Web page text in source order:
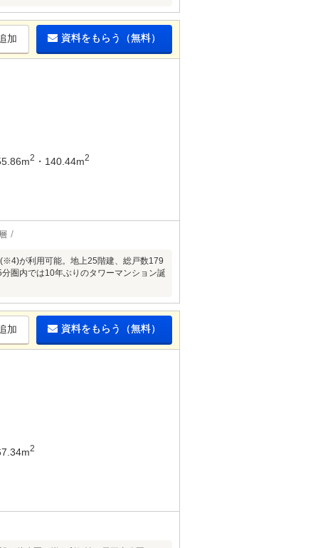
加 資料をもらう（無料）
2 ・140.44m2
が利用可能。地上25階建、総戸数179
圏内では10年ぶりのタワーマンション誕
加 資料をもらう（無料）
2